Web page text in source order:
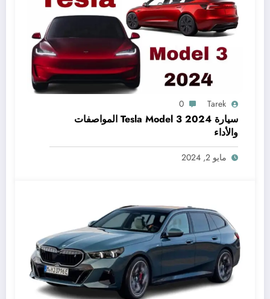
Tarek
0
سيارة 2024 Tesla Model 3 المواصفات
والأداء
مايو 2, 2024